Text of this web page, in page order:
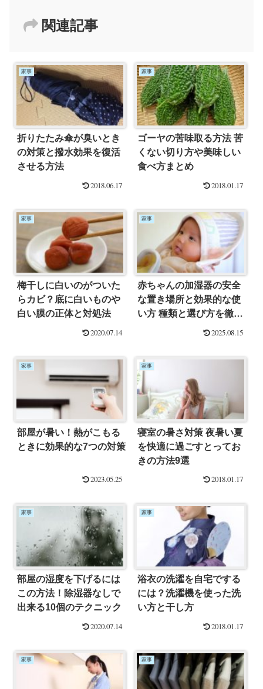
関連記事
家事
折りたたみ傘が臭いとき
の対策と撥水効果を復活
させる方法
2018.06.17
家事
ゴーヤの苦味取る方法 苦
くない切り方や美味しい
食べ方まとめ
2018.01.17
家事
梅干しに白いのがついた
らカビ？底に白いものや
白い膜の正体と対処法
2020.07.14
家事
赤ちゃんの加湿器の安全
な置き場所と効果的な使
い方 種類と選び方を徹底
2025.08.15
家事
部屋が暑い！熱がこもる
ときに効果的な7つの対策
2023.05.25
家事
寝室の暑さ対策 夜暑い夏
を快適に過ごすとってお
きの方法9選
2018.01.17
家事
部屋の湿度を下げるには
この方法！除湿器なしで
出来る10個のテクニック
2020.07.14
家事
浴衣の洗濯を自宅でする
には？洗濯機を使った洗
い方と干し方
2018.01.17
家事 家事